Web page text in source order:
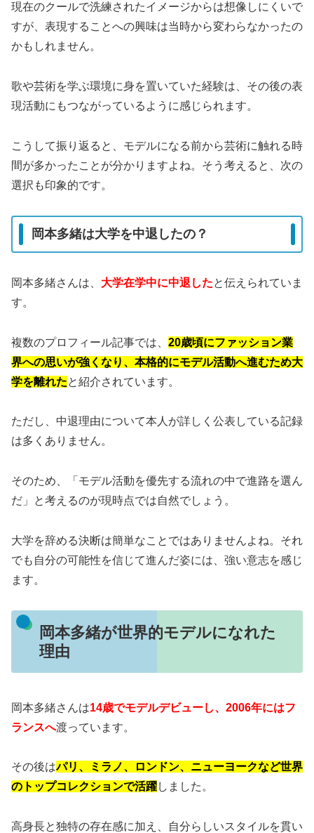
現在のクールで洗練されたイメージからは想像しにくいで
すが、表現することへの興味は当時から変わらなかったの
かもしれません。
歌や芸術を学ぶ環境に身を置いていた経験は、その後の表
現活動にもつながっているように感じられます。
こうして振り返ると、モデルになる前から芸術に触れる時
間が多かったことが分かりますよね。そう考えると、次の
選択も印象的です。
岡本多緒は大学を中退したの？
岡本多緒さんは、 大学在学中に中退したと伝えられていま
す。
複数のプロフィール記事では、 20歳頃にファッション業
界への思いが強くなり、本格的にモデル活動へ進むため大
学を離れたと紹介されています。
ただし、中退理由について本人が詳しく公表している記録
は多くありません。
そのため、「モデル活動を優先する流れの中で進路を選ん
だ」と考えるのが現時点では自然でしょう。
大学を辞める決断は簡単なことではありませんよね。それ
でも自分の可能性を信じて進んだ姿には、強い意志を感じ
ます。
岡本多緒が世界的モデルになれた
理由
岡本多緒さんは14歳でモデルデビューし、2006年にはフ
ランスへ渡っています。
その後はパリ、ミラノ、ロンドン、ニューヨークなど世界
のトップコレクションで活躍しました。
高身長と独特の存在感に加え、自分らしいスタイルを貫い